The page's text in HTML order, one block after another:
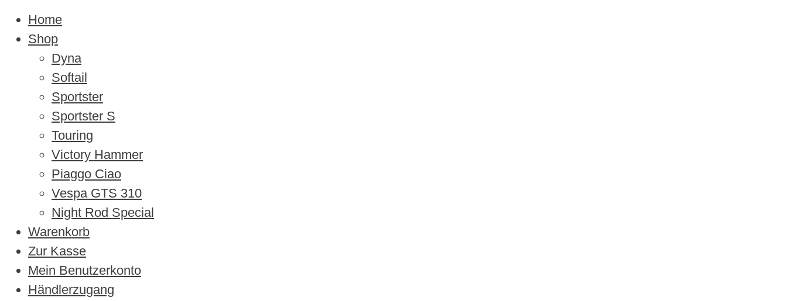
Home
Shop
Dyna
Softail
Sportster
Sportster S
Touring
Victory Hammer
Piaggo Ciao
Vespa GTS 310
Night Rod Special
Warenkorb
Zur Kasse
Mein Benutzerkonto
Händlerzugang